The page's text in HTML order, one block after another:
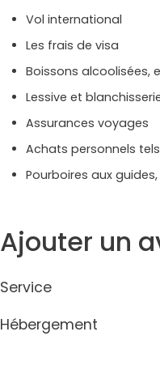
Vol international
Les frais de visa
Boissons alcoolisées,
Lessive et
Assurances voyages
Achats personnels
Pourboires aux
Ajouter un
Service
Hébergement